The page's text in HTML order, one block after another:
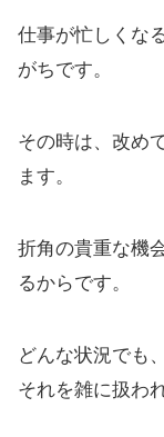
仕事が忙しくな
がちです。
その時は、改め
ます。
折角の貴重な機
るからです。
どんな状況でも
それを雑に扱わ